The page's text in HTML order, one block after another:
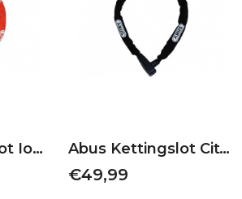
Abus Kettingslot Ionus 8900 | Rood | 110/9 Abus Kettingslot CityChain 8800 | Zwart | 120/7
€49,99